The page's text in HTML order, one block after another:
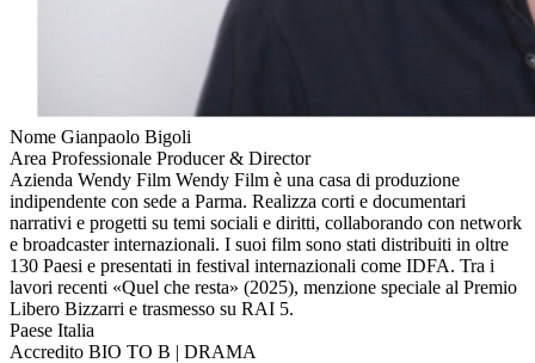
Nome Gianpaolo Bigoli
Area Professionale Producer & Director
Azienda Wendy Film Wendy Film è una casa di produzione
indipendente con sede a Parma. Realizza corti e documentari
narrativi e progetti su temi sociali e diritti, collaborando con network
e broadcaster internazionali. I suoi film sono stati distribuiti in oltre
130 Paesi e presentati in festival internazionali come IDFA. Tra i
lavori recenti «Quel che resta» (2025), menzione speciale al Premio
Libero Bizzarri e trasmesso su RAI 5.
Paese Italia
Accredito BIO TO B | DRAMA